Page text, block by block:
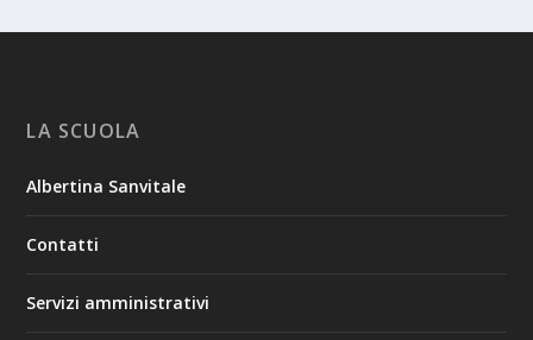
LA SCUOLA
Albertina Sanvitale
Contatti
Servizi amministrativi